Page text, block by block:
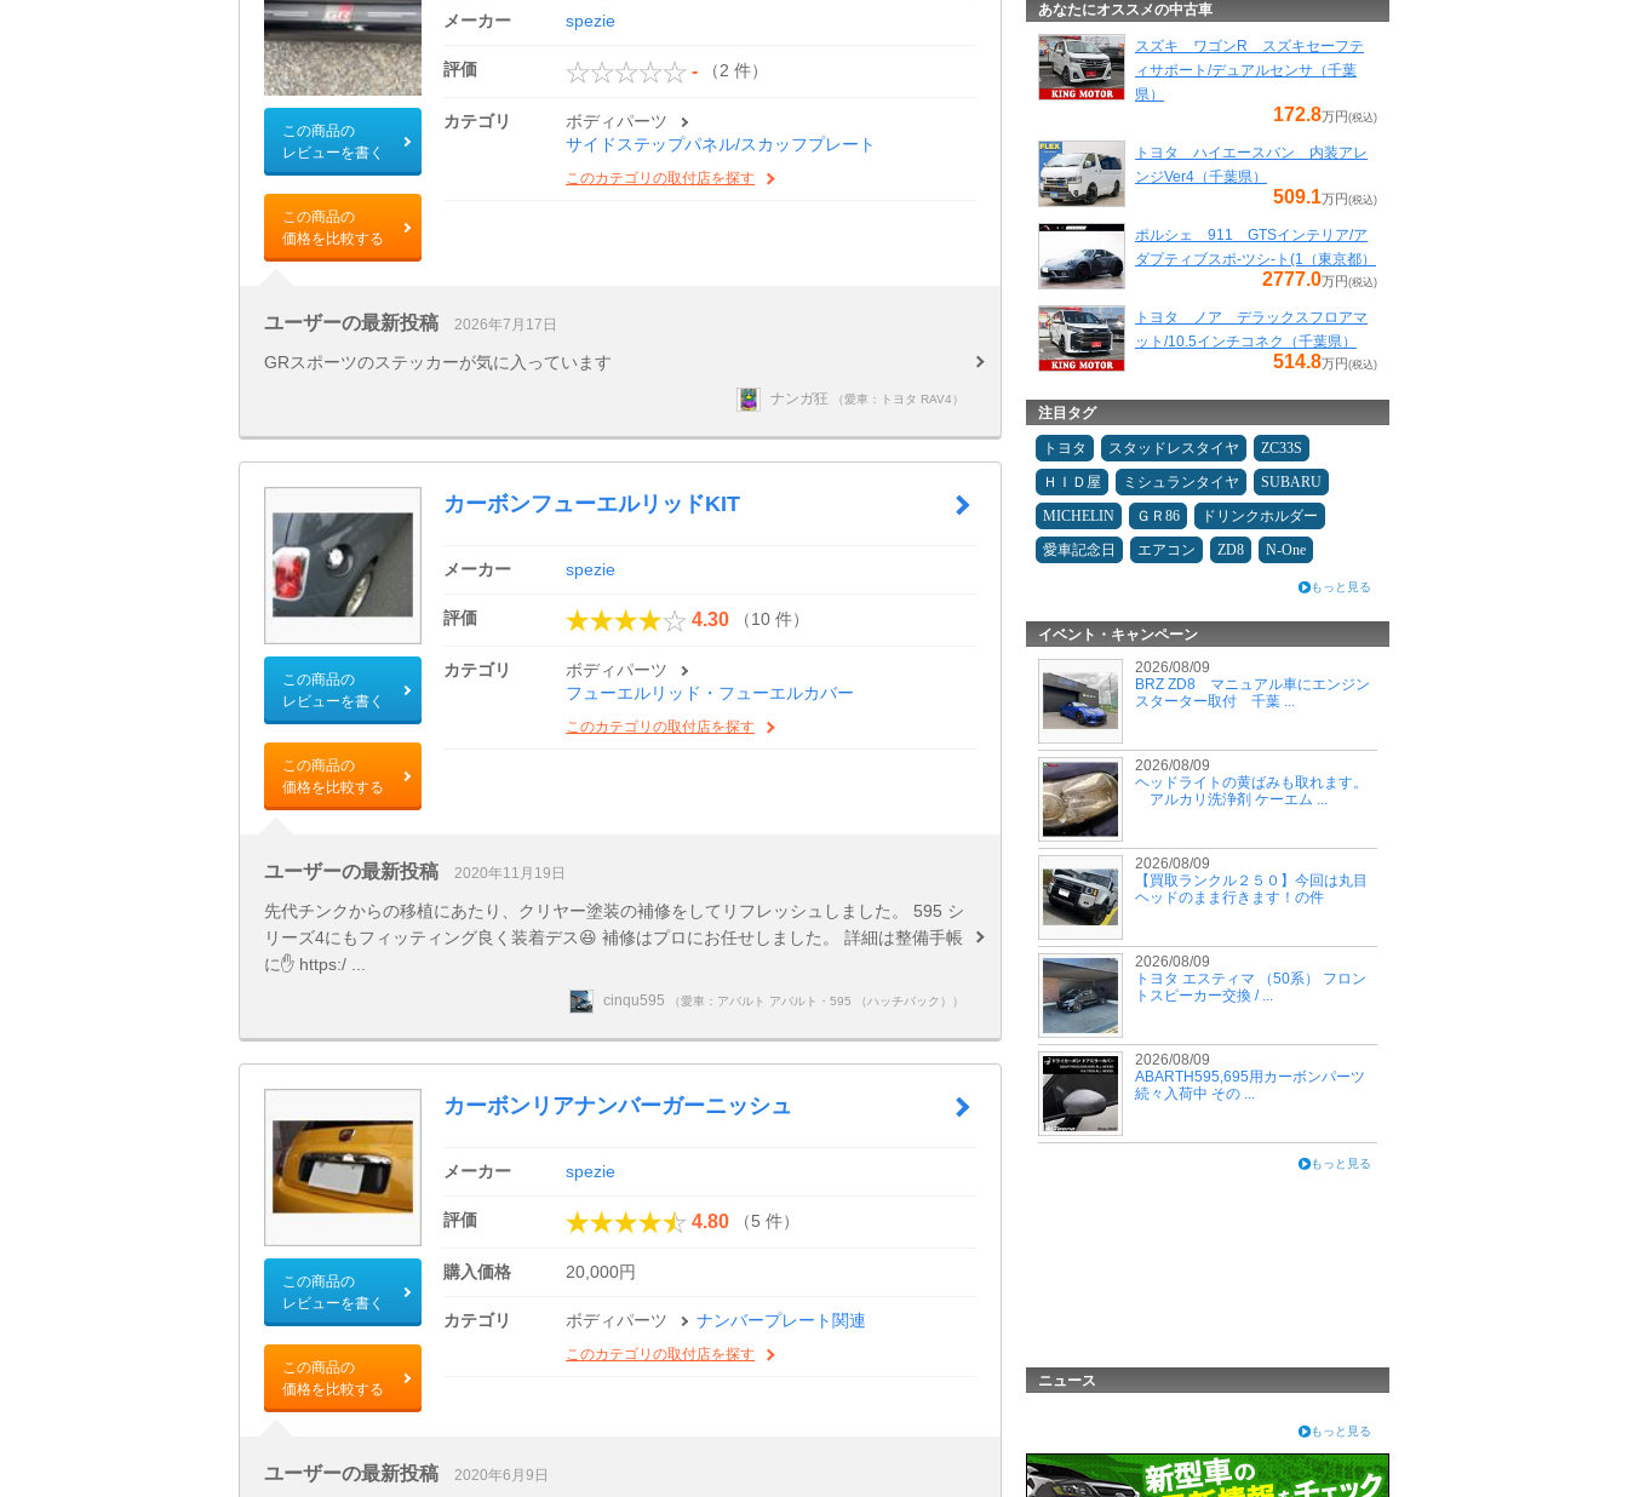
この商品の
レビューを書く
この商品の
価格を比較する
メーカー spezie
評価 - （2 件）
カテゴリ
ボディパーツ
サイドステップパネル/スカッフプレート
このカテゴリの取付店を探す
ユーザーの最新投稿 2026年7月17日
GRスポーツのステッカーが気に入っています
ナンガ狂 （愛車：トヨタ RAV4）
この商品の
レビューを書く
この商品の
価格を比較する
カーボンフューエルリッドKIT
メーカー spezie
評価 4.30 （10 件）
カテゴリ
ボディパーツ
フューエルリッド・フューエルカバー
このカテゴリの取付店を探す
ユーザーの最新投稿 2020年11月19日
先代チンクからの移植にあたり、クリヤー塗装の補修をしてリフレッシュしました。 595 シ
リーズ4にもフィッティング良く装着デス😆 補修はプロにお任せしました。 詳細は整備手帳
に✋ https:/ ...
cinqu595 （愛車：アバルト アバルト・595 （ハッチバック））
この商品の
レビューを書く
この商品の
価格を比較する
カーボンリアナンバーガーニッシュ
メーカー spezie
評価 4.80 （5 件）
購入価格 20,000円
カテゴリ ボディパーツ ナンバープレート関連
このカテゴリの取付店を探す
ユーザーの最新投稿 2020年6月9日
あなたにオススメの中古車
スズキ ワゴンR スズキセーフテ
ィサポート/デュアルセンサ（千葉
県）
172.8万円(税込)
トヨタ ハイエースバン 内装アレ
ンジVer4（千葉県）
509.1万円(税込)
ポルシェ 911 GTSインテリア/ア
ダプティブスポ-ツシ-ト(1（東京都）
2777.0万円(税込)
トヨタ ノア デラックスフロアマ
ット/10.5インチコネク（千葉県）
514.8万円(税込)
注目タグ
トヨタ スタッドレスタイヤ
ZC33S
ＨＩＤ屋
ミシュランタイヤ
SUBARU
MICHELIN
ＧＲ86
ドリンクホルダー
愛車記念日
エアコン ZD8 N-One
もっと見る
イベント・キャンペーン
2026/08/09
BRZ ZD8 マニュアル車にエンジン
スターター取付 千葉 ...
2026/08/09
ヘッドライトの黄ばみも取れます。
アルカリ洗浄剤 ケーエム ...
2026/08/09
【買取ランクル２５０】今回は丸目
ヘッドのまま行きます！の件
2026/08/09
トヨタ エスティマ （50系） フロン
トスピーカー交換 / ...
2026/08/09
ABARTH595,695用カーボンパーツ
続々入荷中 その ...
もっと見る
ニュース
もっと見る